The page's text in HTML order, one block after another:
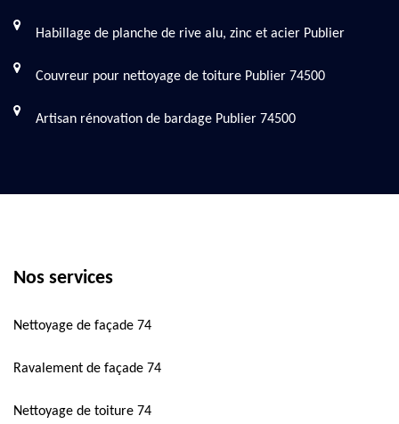
Habillage de planche de rive alu, zinc et acier Publier
Couvreur pour nettoyage de toiture Publier 74500
Artisan rénovation de bardage Publier 74500
Nos services
Nettoyage de façade 74
Ravalement de façade 74
Nettoyage de toiture 74